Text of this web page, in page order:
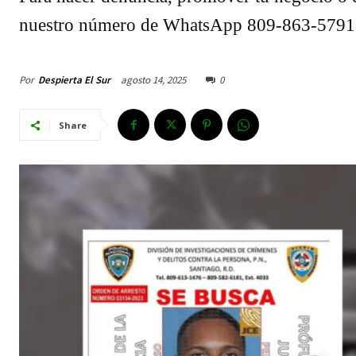
nuestro número de WhatsApp 809-863-
Por Despierta El Sur agosto 14, 2025 0
Share